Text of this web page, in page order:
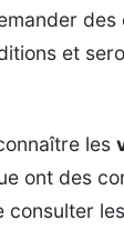
et
les
ont des
consulter